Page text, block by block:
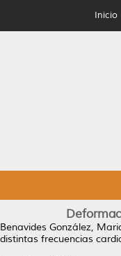
Inicio
Benavides González,
distintas frecuencias